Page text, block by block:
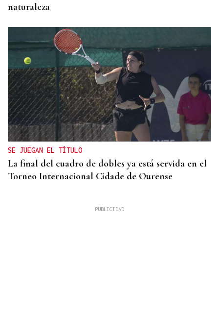
naturaleza
SE JUEGAN EL TÍTULO
La final del cuadro de dobles ya está servida en el
Torneo Internacional Cidade de Ourense